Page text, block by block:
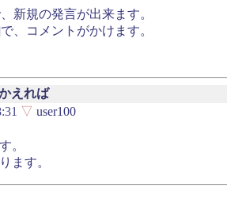
新規の発言が出来ます。
、コメントがかけます。
えれば
▽ user100
。
ます。